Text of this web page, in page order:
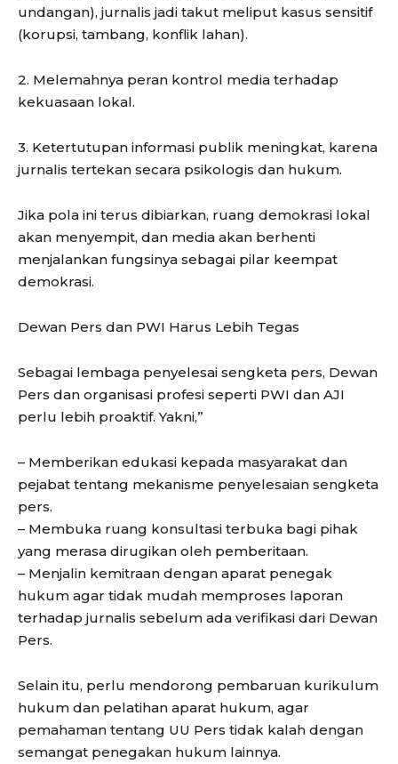
undangan), jurnalis jadi takut meliput kasus sensitif
(korupsi, tambang, konflik lahan).
2. Melemahnya peran kontrol media terhadap
kekuasaan lokal.
3. Ketertutupan informasi publik meningkat, karena
jurnalis tertekan secara psikologis dan hukum.
Jika pola ini terus dibiarkan, ruang demokrasi lokal
akan menyempit, dan media akan berhenti
menjalankan fungsinya sebagai pilar keempat
demokrasi.
Dewan Pers dan PWI Harus Lebih Tegas
Sebagai lembaga penyelesai sengketa pers, Dewan
Pers dan organisasi profesi seperti PWI dan AJI
perlu lebih proaktif. Yakni,”
– Memberikan edukasi kepada masyarakat dan
pejabat tentang mekanisme penyelesaian sengketa
pers.
– Membuka ruang konsultasi terbuka bagi pihak
yang merasa dirugikan oleh pemberitaan.
– Menjalin kemitraan dengan aparat penegak
hukum agar tidak mudah memproses laporan
terhadap jurnalis sebelum ada verifikasi dari Dewan
Pers.
Selain itu, perlu mendorong pembaruan kurikulum
hukum dan pelatihan aparat hukum, agar
pemahaman tentang UU Pers tidak kalah dengan
semangat penegakan hukum lainnya.